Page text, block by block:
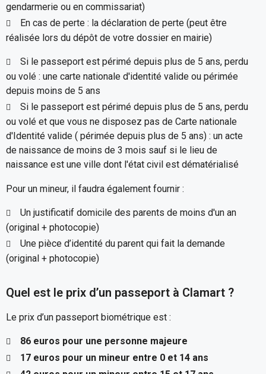
gendarmerie ou en commissariat)
En cas de perte : la déclaration de perte (peut être
réalisée lors du dépôt de votre dossier en mairie)
Si le passeport est périmé depuis plus de 5 ans, perdu
ou volé : une carte nationale d'identité valide ou périmée
depuis moins de 5 ans
Si le passeport est périmé depuis plus de 5 ans, perdu
ou volé et que vous ne disposez pas de Carte nationale
d'Identité valide ( périmée depuis plus de 5 ans) : un acte
de naissance de moins de 3 mois sauf si le lieu de
naissance est une ville dont l'état civil est dématérialisé
Pour un mineur, il faudra également fournir :
Un justificatif domicile des parents de moins d'un an
(original + photocopie)
Une pièce d’identité du parent qui fait la demande
(original + photocopie)
Quel est le prix d’un passeport à Clamart ?
Le prix d’un passeport biométrique est :
86 euros pour une personne majeure
17 euros pour un mineur entre 0 et 14 ans